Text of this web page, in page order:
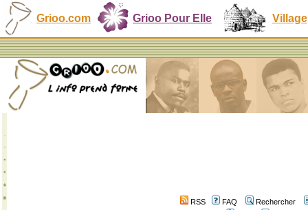
Grioo.com Grioo Pour Elle Village
RSS FAQ
Rechercher